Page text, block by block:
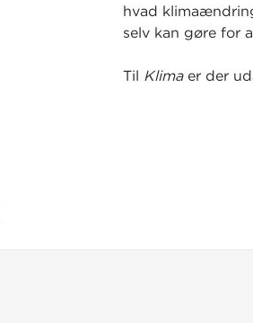
hvad
selv kan gøre for
Til Klima er der